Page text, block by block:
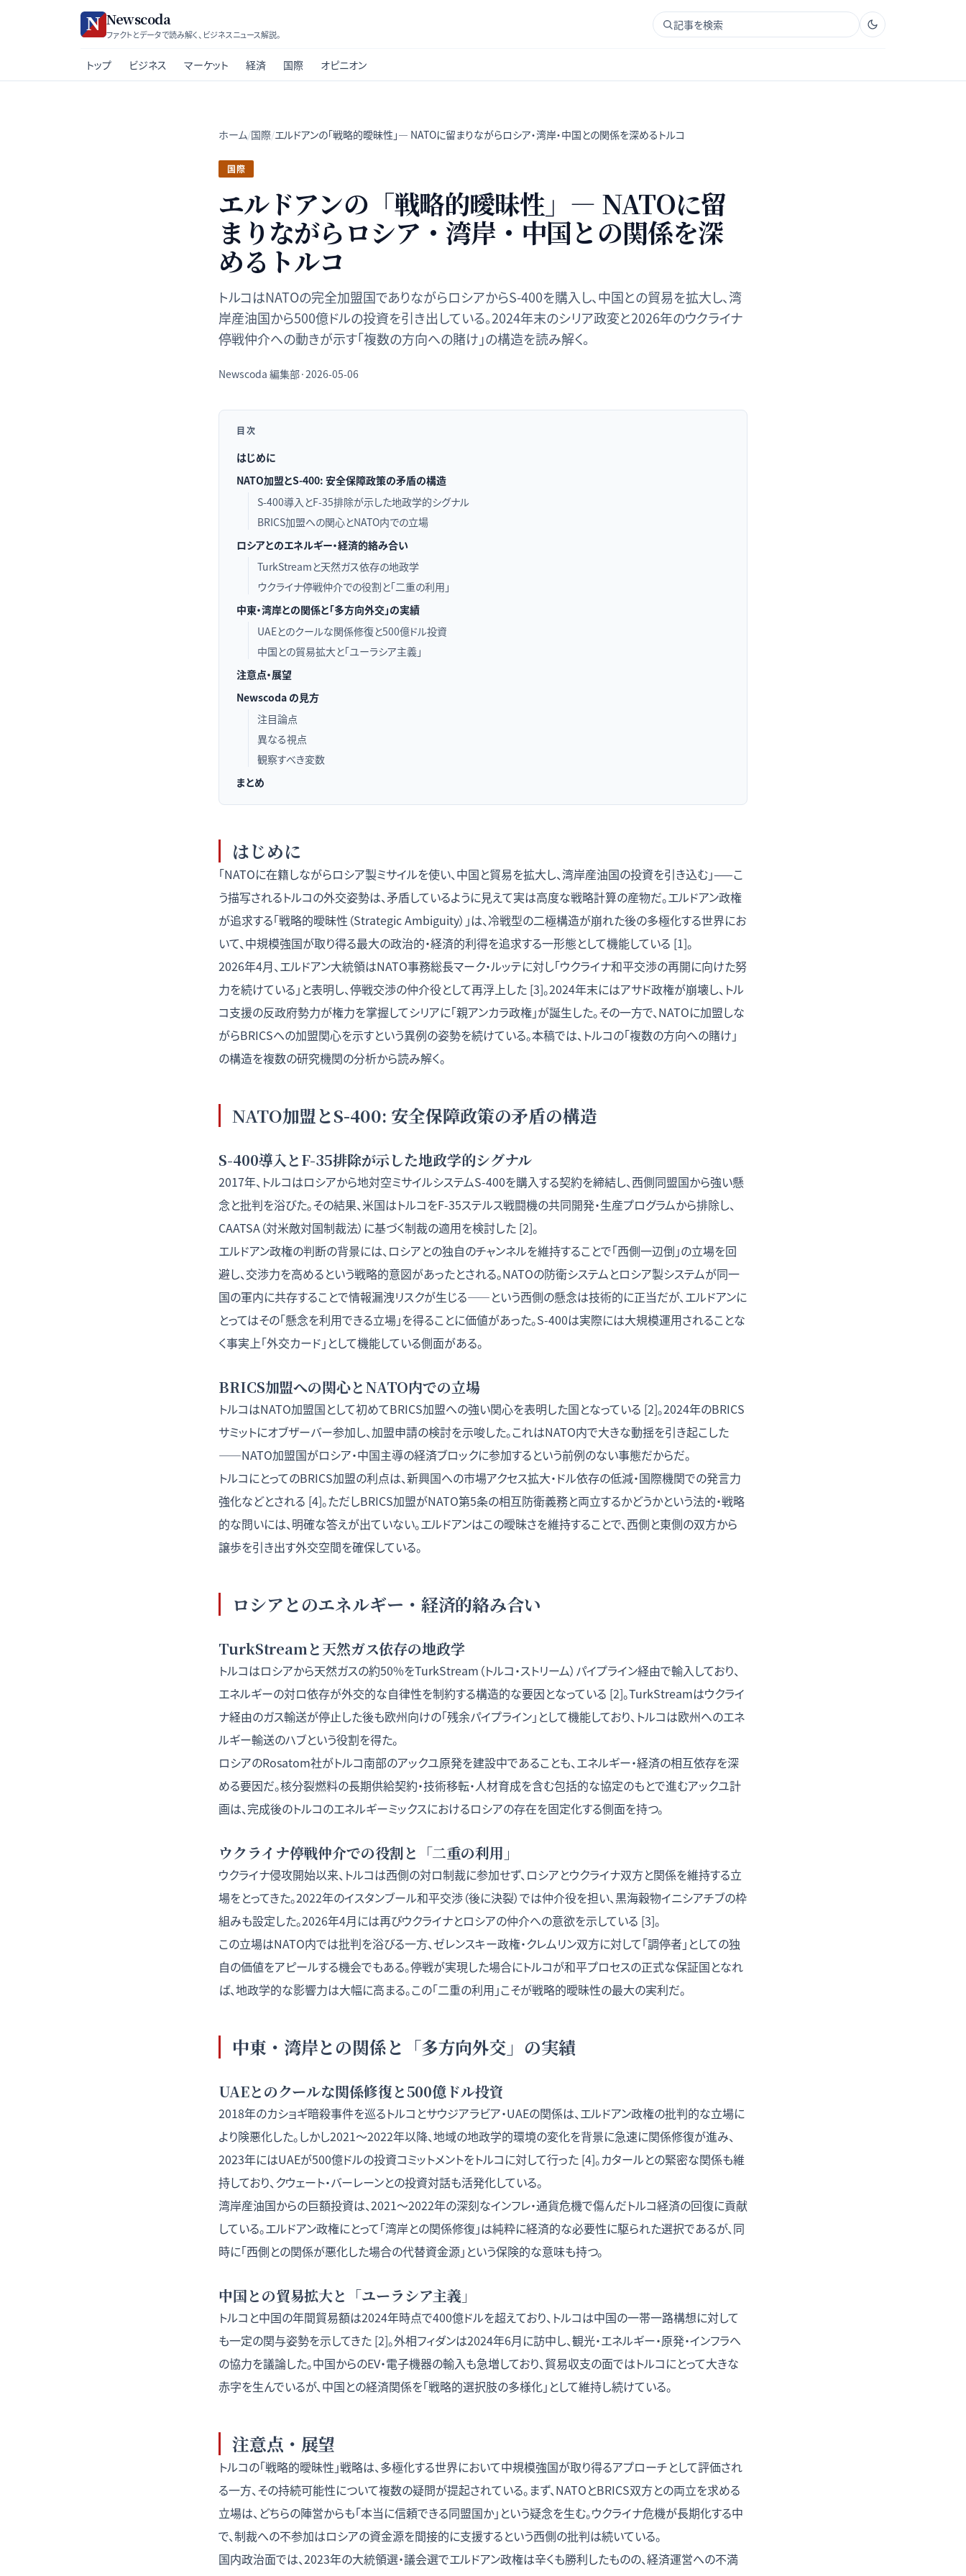
Newscoda
ファクトとデータで読み解く、ビジネスニュース解説。
記事を検索
トップ ビジネス マーケット 経済 国際 オピニオン
ホーム/国際/エルドアンの「戦略的曖昧性」— NATOに留まりながらロシア・湾岸・中国との関係を深めるトルコ
国際
エルドアンの「戦略的曖昧性」— NATOに留
まりながらロシア・湾岸・中国との関係を深
めるトルコ
トルコはNATOの完全加盟国でありながらロシアからS-400を購入し、中国との貿易を拡大し、湾
岸産油国から500億ドルの投資を引き出している。2024年末のシリア政変と2026年のウクライナ
停戦仲介への動きが示す「複数の方向への賭け」の構造を読み解く。
Newscoda 編集部·2026-05-06
目次
はじめに
NATO加盟とS-400: 安全保障政策の矛盾の構造
S-400導入とF-35排除が示した地政学的シグナル
BRICS加盟への関心とNATO内での立場
ロシアとのエネルギー・経済的絡み合い
TurkStreamと天然ガス依存の地政学
ウクライナ停戦仲介での役割と「二重の利用」
中東・湾岸との関係と「多方向外交」の実績
UAEとのクールな関係修復と500億ドル投資
中国との貿易拡大と「ユーラシア主義」
注意点・展望
Newscoda の見方
注目論点
異なる視点
観察すべき変数
まとめ
はじめに
「NATOに在籍しながらロシア製ミサイルを使い、中国と貿易を拡大し、湾岸産油国の投資を引き込む」——こ
う描写されるトルコの外交姿勢は、矛盾しているように見えて実は高度な戦略計算の産物だ。エルドアン政権
が追求する「戦略的曖昧性（Strategic Ambiguity）」は、冷戦型の二極構造が崩れた後の多極化する世界にお
いて、中規模強国が取り得る最大の政治的・経済的利得を追求する一形態として機能している [1]。
2026年4月、エルドアン大統領はNATO事務総長マーク・ルッテに対し「ウクライナ和平交渉の再開に向けた努
力を続けている」と表明し、停戦交渉の仲介役として再浮上した [3]。2024年末にはアサド政権が崩壊し、トル
コ支援の反政府勢力が権力を掌握してシリアに「親アンカラ政権」が誕生した。その一方で、NATOに加盟しな
がらBRICSへの加盟関心を示すという異例の姿勢を続けている。本稿では、トルコの「複数の方向への賭け」
の構造を複数の研究機関の分析から読み解く。
NATO加盟とS-400: 安全保障政策の矛盾の構造
S-400導入とF-35排除が示した地政学的シグナル
2017年、トルコはロシアから地対空ミサイルシステムS-400を購入する契約を締結し、西側同盟国から強い懸
念と批判を浴びた。その結果、米国はトルコをF-35ステルス戦闘機の共同開発・生産プログラムから排除し、
CAATSA（対米敵対国制裁法）に基づく制裁の適用を検討した [2]。
エルドアン政権の判断の背景には、ロシアとの独自のチャンネルを維持することで「西側一辺倒」の立場を回
避し、交渉力を高めるという戦略的意図があったとされる。NATOの防衛システムとロシア製システムが同一
国の軍内に共存することで情報漏洩リスクが生じる——という西側の懸念は技術的に正当だが、エルドアンに
とってはその「懸念を利用できる立場」を得ることに価値があった。S-400は実際には大規模運用されることな
く事実上「外交カード」として機能している側面がある。
BRICS加盟への関心とNATO内での立場
トルコはNATO加盟国として初めてBRICS加盟への強い関心を表明した国となっている [2]。2024年のBRICS
サミットにオブザーバー参加し、加盟申請の検討を示唆した。これはNATO内で大きな動揺を引き起こした
——NATO加盟国がロシア・中国主導の経済ブロックに参加するという前例のない事態だからだ。
トルコにとってのBRICS加盟の利点は、新興国への市場アクセス拡大・ドル依存の低減・国際機関での発言力
強化などとされる [4]。ただしBRICS加盟がNATO第5条の相互防衛義務と両立するかどうかという法的・戦略
的な問いには、明確な答えが出ていない。エルドアンはこの曖昧さを維持することで、西側と東側の双方から
譲歩を引き出す外交空間を確保している。
ロシアとのエネルギー・経済的絡み合い
TurkStreamと天然ガス依存の地政学
トルコはロシアから天然ガスの約50%をTurkStream（トルコ・ストリーム）パイプライン経由で輸入しており、
エネルギーの対ロ依存が外交的な自律性を制約する構造的な要因となっている [2]。TurkStreamはウクライ
ナ経由のガス輸送が停止した後も欧州向けの「残余パイプライン」として機能しており、トルコは欧州へのエネ
ルギー輸送のハブという役割を得た。
ロシアのRosatom社がトルコ南部のアックユ原発を建設中であることも、エネルギー・経済の相互依存を深
める要因だ。核分裂燃料の長期供給契約・技術移転・人材育成を含む包括的な協定のもとで進むアックユ計
画は、完成後のトルコのエネルギーミックスにおけるロシアの存在を固定化する側面を持つ。
ウクライナ停戦仲介での役割と「二重の利用」
ウクライナ侵攻開始以来、トルコは西側の対ロ制裁に参加せず、ロシアとウクライナ双方と関係を維持する立
場をとってきた。2022年のイスタンブール和平交渉（後に決裂）では仲介役を担い、黒海穀物イニシアチブの枠
組みも設定した。2026年4月には再びウクライナとロシアの仲介への意欲を示している [3]。
この立場はNATO内では批判を浴びる一方、ゼレンスキー政権・クレムリン双方に対して「調停者」としての独
自の価値をアピールする機会でもある。停戦が実現した場合にトルコが和平プロセスの正式な保証国となれ
ば、地政学的な影響力は大幅に高まる。この「二重の利用」こそが戦略的曖昧性の最大の実利だ。
中東・湾岸との関係と「多方向外交」の実績
UAEとのクールな関係修復と500億ドル投資
2018年のカショギ暗殺事件を巡るトルコとサウジアラビア・UAEの関係は、エルドアン政権の批判的な立場に
より険悪化した。しかし2021〜2022年以降、地域の地政学的環境の変化を背景に急速に関係修復が進み、
2023年にはUAEが500億ドルの投資コミットメントをトルコに対して行った [4]。カタールとの緊密な関係も維
持しており、クウェート・バーレーンとの投資対話も活発化している。
湾岸産油国からの巨額投資は、2021〜2022年の深刻なインフレ・通貨危機で傷んだトルコ経済の回復に貢献
している。エルドアン政権にとって「湾岸との関係修復」は純粋に経済的な必要性に駆られた選択であるが、同
時に「西側との関係が悪化した場合の代替資金源」という保険的な意味も持つ。
中国との貿易拡大と「ユーラシア主義」
トルコと中国の年間貿易額は2024年時点で400億ドルを超えており、トルコは中国の一帯一路構想に対して
も一定の関与姿勢を示してきた [2]。外相フィダンは2024年6月に訪中し、観光・エネルギー・原発・インフラへ
の協力を議論した。中国からのEV・電子機器の輸入も急増しており、貿易収支の面ではトルコにとって大きな
赤字を生んでいるが、中国との経済関係を「戦略的選択肢の多様化」として維持し続けている。
注意点・展望
トルコの「戦略的曖昧性」戦略は、多極化する世界において中規模強国が取り得るアプローチとして評価され
る一方、その持続可能性について複数の疑問が提起されている。まず、NATOとBRICS双方との両立を求める
立場は、どちらの陣営からも「本当に信頼できる同盟国か」という疑念を生む。ウクライナ危機が長期化する中
で、制裁への不参加はロシアの資金源を間接的に支援するという西側の批判は続いている。
国内政治面では、2023年の大統領選・議会選でエルドアン政権は辛くも勝利したものの、経済運営への不満